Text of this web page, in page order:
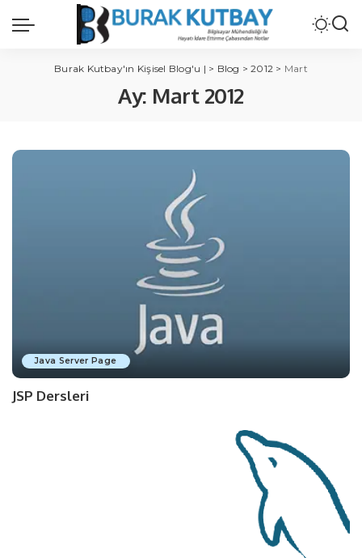
Burak Kutbay'ın Kişisel Blog'u | > Blog >2012 > Mart
Ay: Mart 2012
Java Server Page
JSP Dersleri